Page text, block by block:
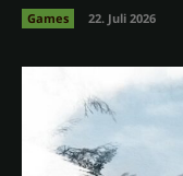
Games 22. Juli 2026